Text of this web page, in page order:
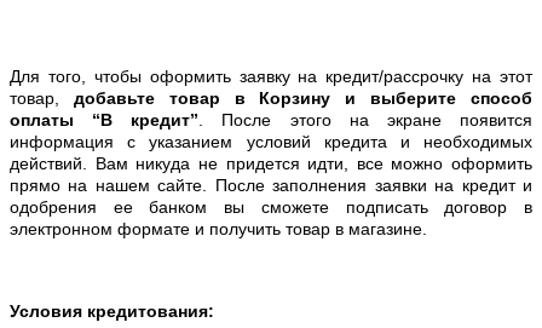
Для того, чтобы оформить заявку на кредит/рассрочку на этот
товар, добавьте товар в Корзину и выберите способ
оплаты “В кредит” . После этого на экране появится
информация с указанием условий кредита и необходимых
действий. Вам никуда не придется идти, все можно оформить
прямо на нашем сайте. После заполнения заявки на кредит и
одобрения ее банком вы сможете подписать договор в
электронном формате и получить товар в магазине.
Условия кредитования: